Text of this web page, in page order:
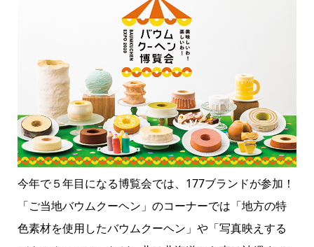
今年で５年目になる博覧会では、177ブランドが参加！
「ご当地バウムクーヘン」のコーナーでは「地方の特
色素材を使用したバウムクーヘン」や「写真映えする